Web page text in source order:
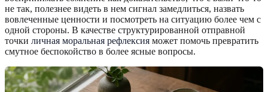
не так, полезнее видеть в нем сигнал замедлиться, назвать
вовлеченные ценности и посмотреть на ситуацию более чем с
одной стороны. В качестве структурированной отправной
точки личная моральная рефлексия может помочь превратить
смутное беспокойство в более ясные вопросы.